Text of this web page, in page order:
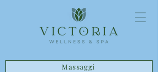
Massaggi